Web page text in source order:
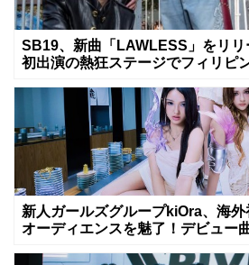
SB19、新曲「LAWLESS」をリ
初出演の熱狂ステージでフィリピ
新人ガールズグループkiOra、海
オーディエンスを魅了！デビュー